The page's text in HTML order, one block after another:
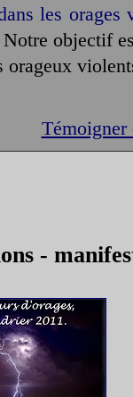
les orages
objectif
orageux
Témoigner
-